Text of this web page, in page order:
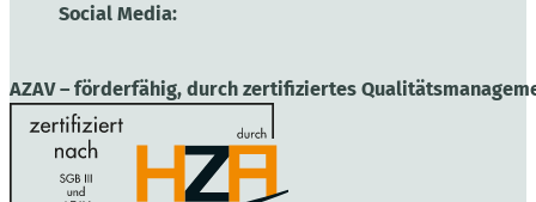
Social Media:
AZAV – förderfähig, durch zertifiziertes